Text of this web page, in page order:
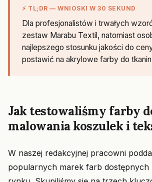
⚡ TL;DR — WNIOSKI W 30 SEKUND
Dla profesjonalistów i trwałych
zestaw Marabu Textil, natomiast
najlepszego stosunku jakości do
postawić na akrylowe farby do
Jak testowaliśmy farby
malowania koszulek i
W naszej redakcyjnej pracowni
popularnych marek farb dostępnych